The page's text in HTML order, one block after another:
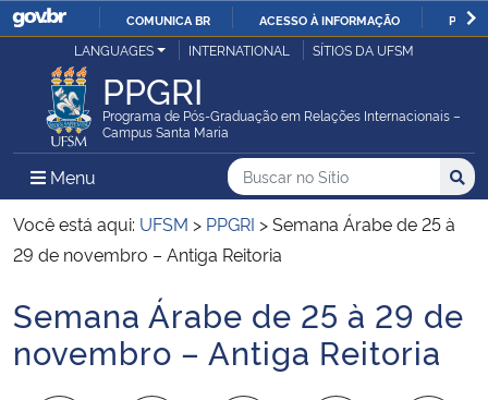
IR
O
COMUNICA BR ACESSO À INFORMAÇÃO
Ministério da Justiça e Segurança Pública
Ministério da Defesa
Ministério das Relações Exteriores
Ministério da Infraestrutura
LANGUAGES INTERNATIONAL SÍTIOS DA UFSM
PPGRI
Programa de Pós-Graduação em Relações Internacionais –
Campus Santa Maria
Menu Menu Principal do Sítio
Busca
Buscar no no Sítio
Busca:
Você está aqui: UFSM > PPGRI >Semana Árabe de 25 à
29 de novembro – Antiga Reitoria
Início do conteúdo
Semana Árabe de 25 à 29 de
novembro – Antiga Reitoria